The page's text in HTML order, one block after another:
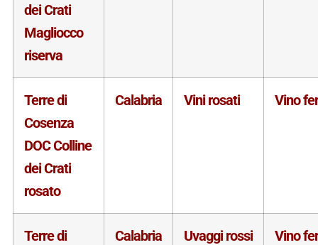
dei Crati
Magliocco
riserva
Terre di
Cosenza
DOC Colline
dei Crati
rosato
Calabria Vini rosati Vino
Terre di
Calabria Uvaggi rossi Vino